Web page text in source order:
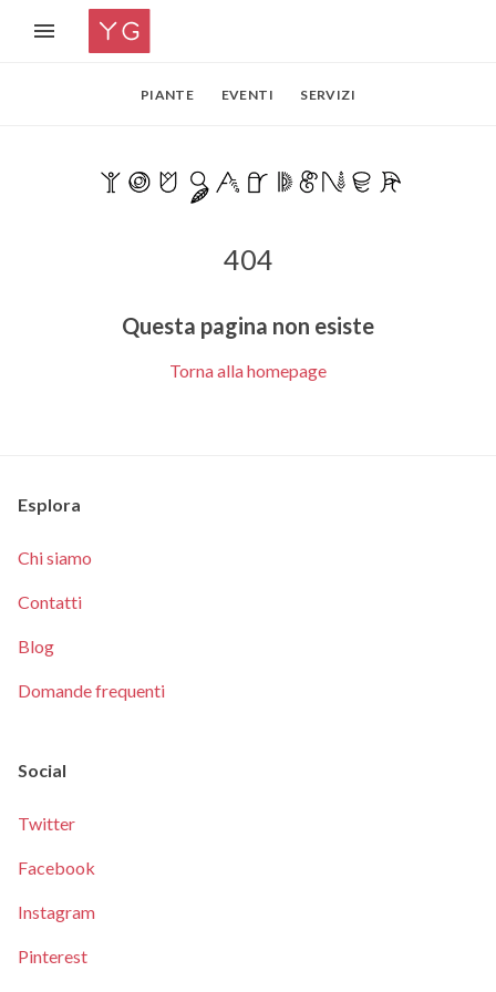
PIANTE EVENTI SERVIZI
404
Questa pagina non esiste
Torna alla homepage
Esplora
Chi siamo
Contatti
Blog
Domande frequenti
Social
Twitter
Facebook
Instagram
Pinterest